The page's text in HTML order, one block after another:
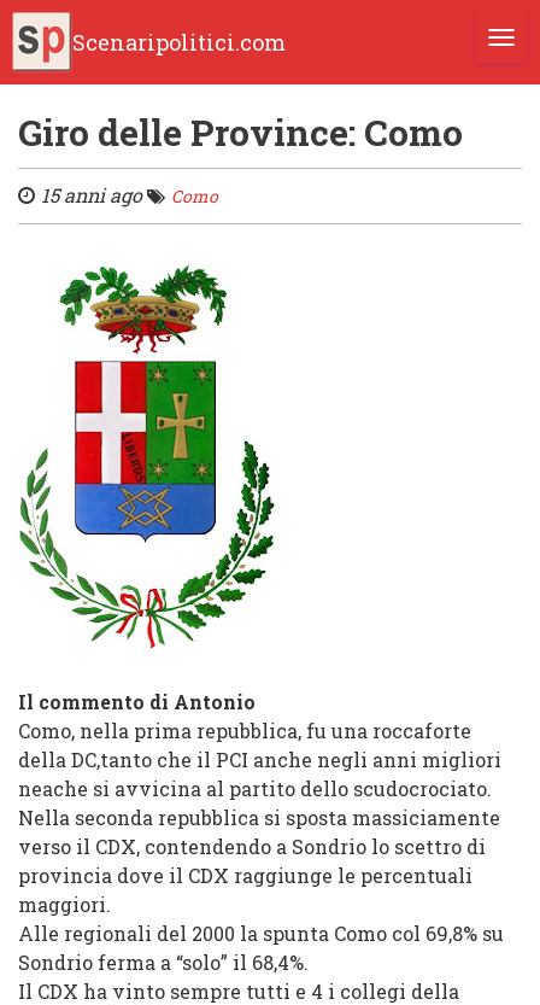
Scenaripolitici.com
Giro delle Province: Como
15 anni ago Como
Il commento di Antonio
Como, nella prima repubblica, fu una roccaforte
della DC,tanto che il PCI anche negli anni migliori
neache si avvicina al partito dello scudocrociato.
Nella seconda repubblica si sposta massiciamente
verso il CDX, contendendo a Sondrio lo scettro di
provincia dove il CDX raggiunge le percentuali
maggiori.
Alle regionali del 2000 la spunta Como col 69,8% su
Sondrio ferma a “solo” il 68,4%.
Il CDX ha vinto sempre tutti e 4 i collegi della